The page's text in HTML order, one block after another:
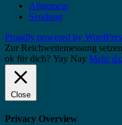
Allgemein
Sendung
Proudly powered by
Zur Reichweitemessung
ok für dich? Yay Nay Mehr
Close
Privacy Overview